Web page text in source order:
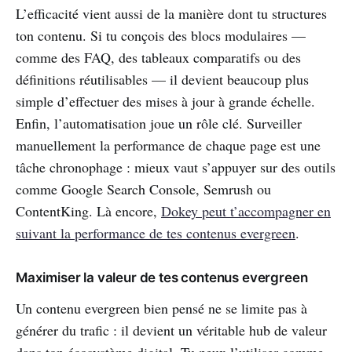
L’efficacité vient aussi de la manière dont tu structures
ton contenu. Si tu conçois des blocs modulaires —
comme des FAQ, des tableaux comparatifs ou des
définitions réutilisables — il devient beaucoup plus
simple d’effectuer des mises à jour à grande échelle.
Enfin, l’automatisation joue un rôle clé. Surveiller
manuellement la performance de chaque page est une
tâche chronophage : mieux vaut s’appuyer sur des outils
comme Google Search Console, Semrush ou
ContentKing. Là encore, Dokey peut t’accompagner en
suivant la performance de tes contenus evergreen.
Maximiser la valeur de tes contenus evergreen
Un contenu evergreen bien pensé ne se limite pas à
générer du trafic : il devient un véritable hub de valeur